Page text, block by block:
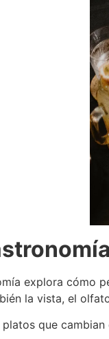
explora cómo
la vista, el
platos que